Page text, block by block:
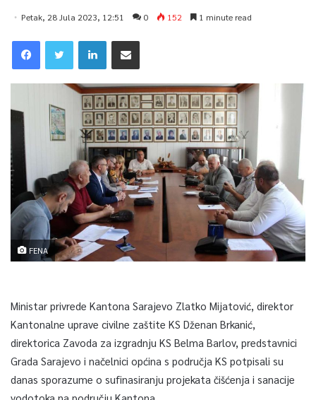
Petak, 28 Jula 2023, 12:51 0 152 1 minute read
FENA
Ministar privrede Kantona Sarajevo Zlatko Mijatović, direktor
Kantonalne uprave civilne zaštite KS Dženan Brkanić,
direktorica Zavoda za izgradnju KS Belma Barlov, predstavnici
Grada Sarajevo i načelnici općina s područja KS potpisali su
danas sporazume o sufinasiranju projekata čišćenja i sanacije
vodotoka na području Kantona.